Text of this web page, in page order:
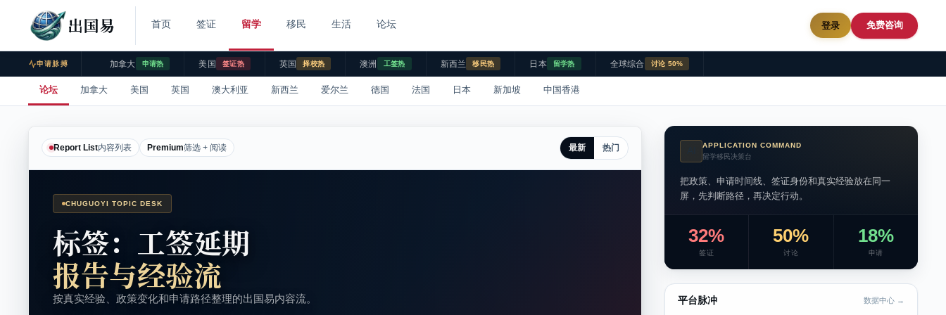
出国易 首页 签证 留学 移民 生活 论坛 登录 免费咨询
申请脉搏 加拿大 申请热 美国 签证热 英国 择校热 澳洲 工签热 新西兰 移民热 日本 留学热 全球综合 讨论 50%
论坛 加拿大 美国 英国 澳大利亚 新西兰 爱尔兰 德国 法国 日本 新加坡 中国香港
Report List内容列表 Premium筛选 + 阅读 最新 热门
CHUGUOYI TOPIC DESK
标签：工签延期
报告与经验流
按真实经验、政策变化和申请路径整理的出国易内容流。
APPLICATION COMMAND
留学移民决策台
把政策、申请时间线、签证身份和真实经验放在同一
屏，先判断路径，再决定行动。
32%
签证
50%
讨论
18%
申请
平台脉冲 数据中心 →